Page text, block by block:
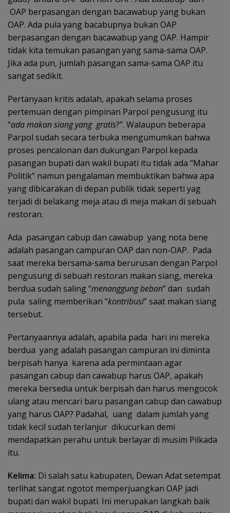
OAP berpasangan dengan bacawabup yang bukan
OAP. Ada pula yang bacabupnya bukan OAP
berpasangan dengan bacawabup yang OAP. Hampir
tidak kita temukan pasangan yang sama-sama OAP.
Jika ada pun, jumlah pasangan sama-sama OAP itu
sangat sedikit.
Pertanyaan kritis adalah, apakah selama proses
pertemuan dengan pimpinan Parpol pengusung itu
“ada makan siang yang gratis?”. Walaupun beberapa
Parpol sudah secara terbuka mengumumkan bahwa
proses pencalonan dan dukungan Parpol kepada
pasangan bupati dan wakil bupati itu tidak ada “Mahar
Politik” namun pengalaman membuktikan bahwa apa
yang dibicarakan di depan publik tidak seperti yag
terjadi di belakang meja atau di meja makan di sebuah
restoran.
Ada pasangan cabup dan cawabup yang nota bene
adalah pasangan campuran OAP dan non-OAP. Pada
saat mereka bersama-sama berurusan dengan Parpol
pengusung di sebuah restoran makan siang, mereka
berdua sudah saling “menanggung beban” dan sudah
pula saling memberikan “kontribusi” saat makan siang
tersebut.
Pertanyaannya adalah, apabila pada hari ini mereka
berdua yang adalah pasangan campuran ini diminta
berpisah hanya karena ada permintaan agar
pasangan cabup dan cawabup harus OAP, apakah
mereka bersedia untuk berpisah dan harus mengocok
ulang atau mencari baru pasangan cabup dan cawabup
yang harus OAP? Padahal, uang dalam jumlah yang
tidak kecil sudah terlanjur dikucurkan demi
mendapatkan perahu untuk berlayar di musim Pilkada
itu.
Kelima: Di salah satu kabupaten, Dewan Adat setempat
terlihat sangat ngotot memperjuangkan OAP jadi
bupati dan wakil bupati. Ini merupakan langkah baik